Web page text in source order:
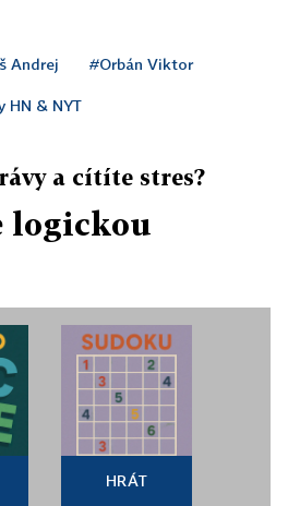
Andrej #Orbán Viktor
HN & NYT
a cítíte stres?
logickou
HRÁT